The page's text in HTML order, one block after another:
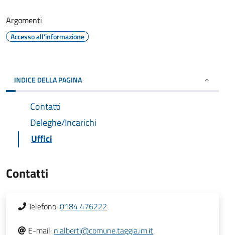
Argomenti
Accesso all'informazione
INDICE DELLA PAGINA
Contatti
Deleghe/Incarichi
Uffici
Contatti
Telefono:0184 476222
E-mail: n.alberti@comune.taggia.im.it